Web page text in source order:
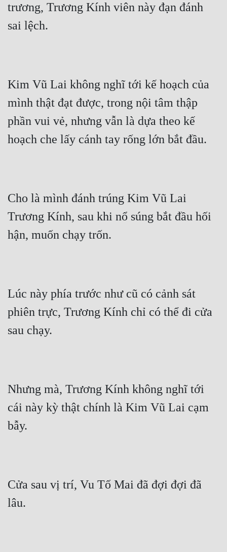
trương, Trương Kính viên này đạn đánh
sai lệch.
Kim Vũ Lai không nghĩ tới kế hoạch của
mình thật đạt được, trong nội tâm thập
phần vui vẻ, nhưng vẫn là dựa theo kế
hoạch che lấy cánh tay rống lớn bắt đầu.
Cho là mình đánh trúng Kim Vũ Lai
Trương Kính, sau khi nổ súng bắt đầu hối
hận, muốn chạy trốn.
Lúc này phía trước như cũ có cảnh sát
phiên trực, Trương Kính chỉ có thể đi cửa
sau chạy.
Nhưng mà, Trương Kính không nghĩ tới
cái này kỳ thật chính là Kim Vũ Lai cạm
bẫy.
Cửa sau vị trí, Vu Tố Mai đã đợi đợi đã
lâu.